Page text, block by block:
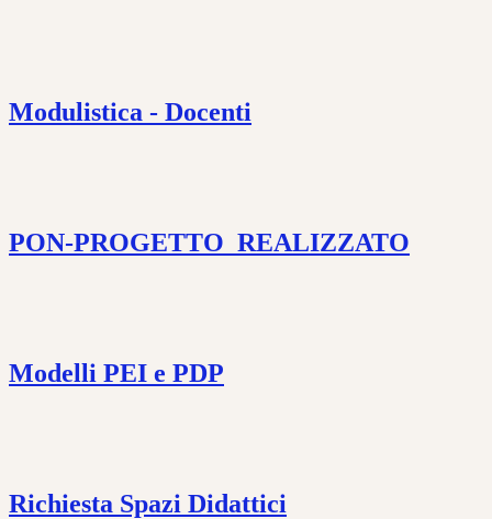
Modulistica - Docenti
PON-PROGETTO_REALIZZATO
Modelli PEI e PDP
Richiesta Spazi Didattici